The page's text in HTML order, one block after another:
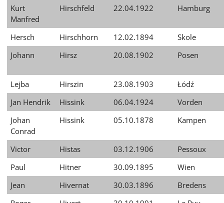
Kurt
Manfred
Hirschfeld 22.04.1922 Hamburg
Hersch Hirschhorn 12.02.1894
Skole
Johann
Hirsz 20.08.1902 Posen
Lejba Hirszin 23.08.1903
Łódź
Jan Hendrik
Hissink 06.04.1924
Vorden
Johan
Conrad
Hissink 05.10.1878 Kampen
Victor Histas 03.12.1906
Pessoux
Paul
Hitner 30.09.1895
Wien
Jean
Hivernat 30.03.1896
Bredens